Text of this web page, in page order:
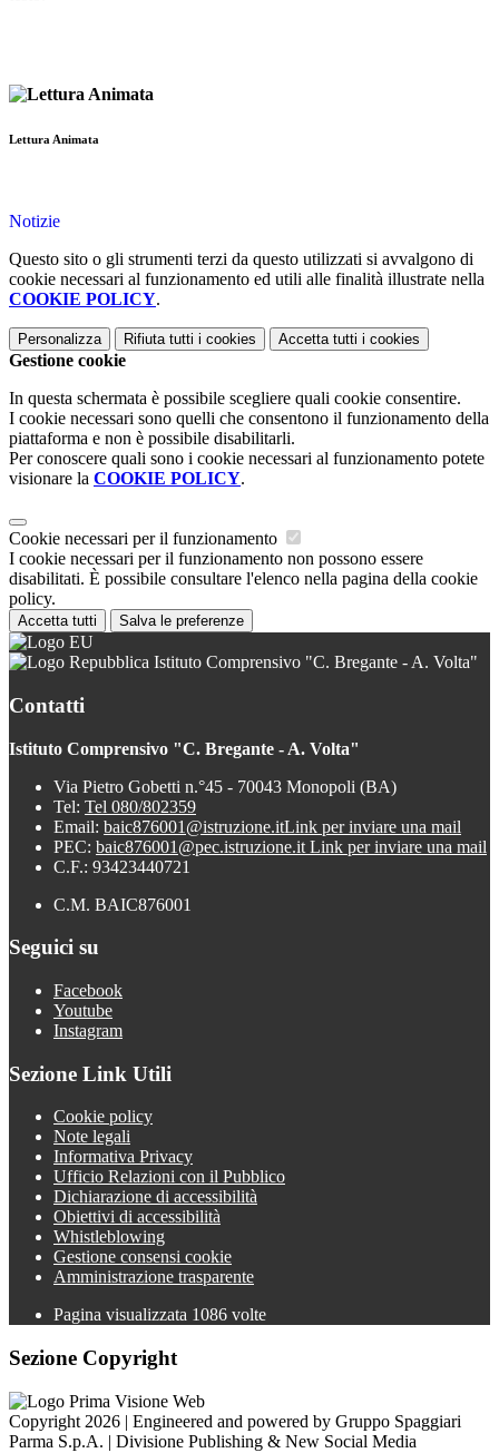
Lettura Animata
Notizie
Questo sito o gli strumenti terzi da questo utilizzati si avvalgono di
cookie necessari al funzionamento ed utili alle finalità illustrate nella
COOKIE POLICY.
Personalizza Rifiuta tutti i cookies Accetta tutti i cookies
Gestione cookie
In questa schermata è possibile scegliere quali cookie consentire.
I cookie necessari sono quelli che consentono il funzionamento della
piattaforma e non è possibile disabilitarli.
Per conoscere quali sono i cookie necessari al funzionamento potete
visionare la COOKIE POLICY.
Cookie necessari per il funzionamento
I cookie necessari per il funzionamento non possono essere
disabilitati. È possibile consultare l'elenco nella pagina della cookie
policy.
Accetta tutti Salva le preferenze
Istituto Comprensivo "C. Bregante - A. Volta"
Contatti
Istituto Comprensivo "C. Bregante - A. Volta"
Via Pietro Gobetti n.°45 - 70043 Monopoli (BA)
Tel: Tel 080/802359
Email: baic876001@istruzione.itLink per inviare una mail
PEC: baic876001@pec.istruzione.it Link per inviare una mail
C.F.: 93423440721
C.M. BAIC876001
Seguici su
Facebook
Youtube
Instagram
Sezione Link Utili
Cookie policy
Note legali
Informativa Privacy
Ufficio Relazioni con il Pubblico
Dichiarazione di accessibilità
Obiettivi di accessibilità
Whistleblowing
Gestione consensi cookie
Amministrazione trasparente
Pagina visualizzata 1086 volte
Sezione Copyright
Copyright 2026 | Engineered and powered by Gruppo Spaggiari
Parma S.p.A. | Divisione Publishing & New Social Media